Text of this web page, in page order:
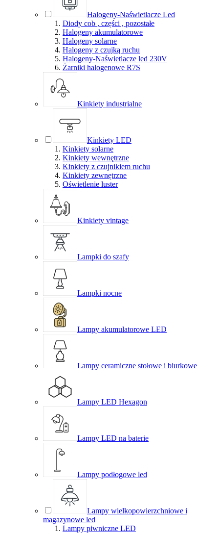
Halogeny-Naświetlacze Led
Diody cob , części , pozostałe
Halogeny akumulatorowe
Halogeny solarne
Halogeny z czujką ruchu
Halogeny-Naświetlacze led 230V
Żarniki halogenowe R7S
Kinkiety industrialne
Kinkiety LED
Kinkiety solarne
Kinkiety wewnętrzne
Kinkiety z czujnikiem ruchu
Kinkiety zewnętrzne
Oświetlenie luster
Kinkiety vintage
Lampki do szafy
Lampki nocne
Lampy akumulatorowe LED
Lampy ceramiczne stołowe i biurkowe
Lampy LED Hexagon
Lampy LED na baterie
Lampy podłogowe led
Lampy wielkopowierzchniowe i
magazynowe led
Lampy piwniczne LED